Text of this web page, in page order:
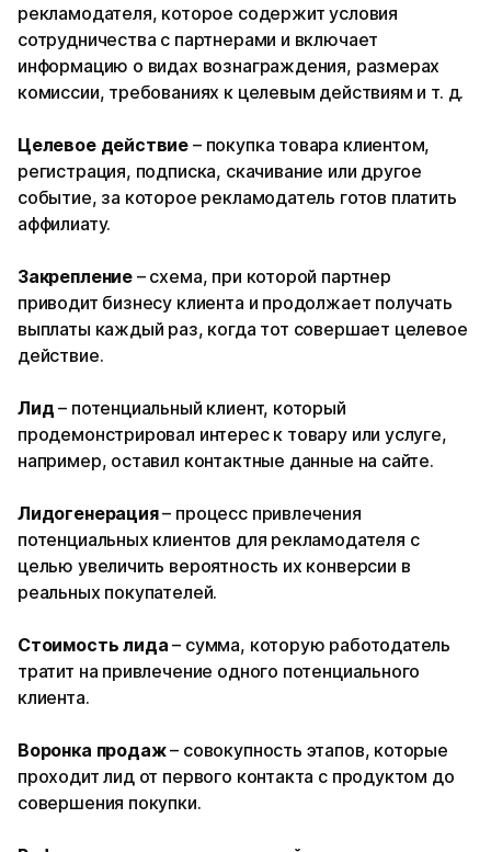
рекламодателя, которое содержит условия
сотрудничества с партнерами и включает
информацию о видах вознаграждения, размерах
комиссии, требованиях к целевым действиям и т. д.
Целевое действие – покупка товара клиентом,
регистрация, подписка, скачивание или другое
событие, за которое рекламодатель готов платить
аффилиату.
Закрепление – схема, при которой партнер
приводит бизнесу клиента и продолжает получать
выплаты каждый раз, когда тот совершает целевое
действие.
Лид– потенциальный клиент, который
продемонстрировал интерес к товару или услуге,
например, оставил контактные данные на сайте.
Лидогенерация– процесс привлечения
потенциальных клиентов для рекламодателя с
целью увеличить вероятность их конверсии в
реальных покупателей.
Стоимость лида – сумма, которую работодатель
тратит на привлечение одного потенциального
клиента.
Воронка продаж– совокупность этапов, которые
проходит лид от первого контакта с продуктом до
совершения покупки.